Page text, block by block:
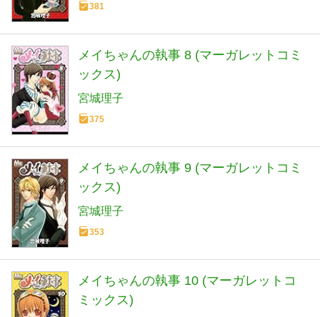
381
メイちゃんの執事 8 (マーガレットコミ
ックス)
宮城理子
375
メイちゃんの執事 9 (マーガレットコミ
ックス)
宮城理子
353
メイちゃんの執事 10 (マーガレットコ
ミックス)